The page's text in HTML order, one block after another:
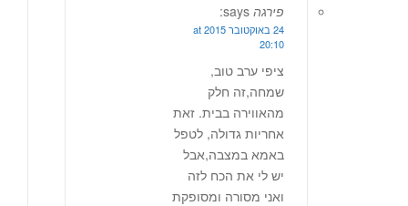
פירגה says:
24 באוקטובר 2015 at
20:10
ציפי ערב טוב,
שמחה,זה חלק
מהאווירה בבית. זאת
אחריות גדולה, לטפל
באמא במצבה,אבל
יש לי את הכח לזה
ואני מסורה ומסופקת